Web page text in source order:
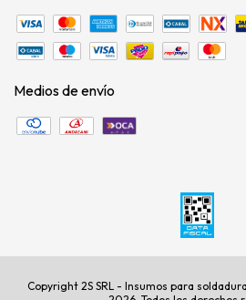
Medios de envío
Copyright 2S SRL - Insumos para